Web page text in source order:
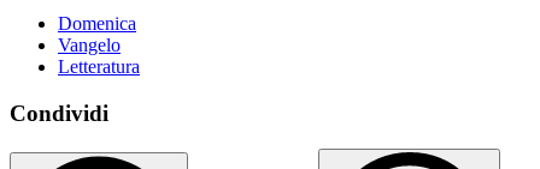
Domenica
Vangelo
Letteratura
Condividi